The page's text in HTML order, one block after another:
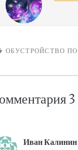
ОБУСТРОЙСТВО
3
Иван Калинин